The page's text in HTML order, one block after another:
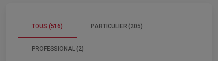
TOUS (516) PARTICULIER (205)
PROFESSIONAL (2)